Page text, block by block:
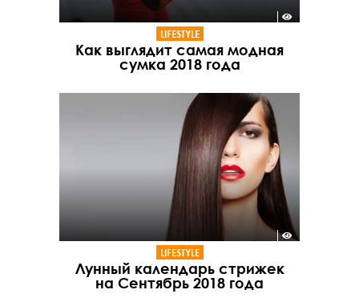
LIFESTYLE
Как выглядит самая модная
сумка 2018 года
LIFESTYLE
Лунный календарь стрижек
на Сентябрь 2018 года